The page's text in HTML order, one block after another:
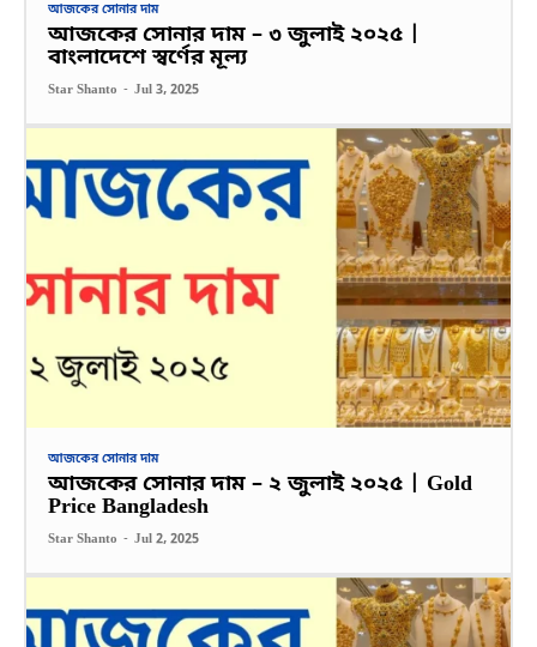
আজকের সোনার দাম
আজকের সোনার দাম – ৩ জুলাই ২০২৫ |
বাংলাদেশে স্বর্ণের মূল্য
Star Shanto - Jul 3, 2025
আজকের সোনার দাম
আজকের সোনার দাম – ২ জুলাই ২০২৫ | Gold
Price Bangladesh
Star Shanto - Jul 2, 2025